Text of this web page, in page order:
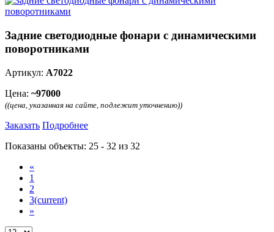
Задние светодиодные фонари с динамическими
поворотниками
Артикул: А7022
Цена: ~97000
((цена, указанная на сайте, подлежит уточнению))
Заказать Подробнее
Показаны объекты: 25 - 32 из 32
«
1
2
3(current)
»